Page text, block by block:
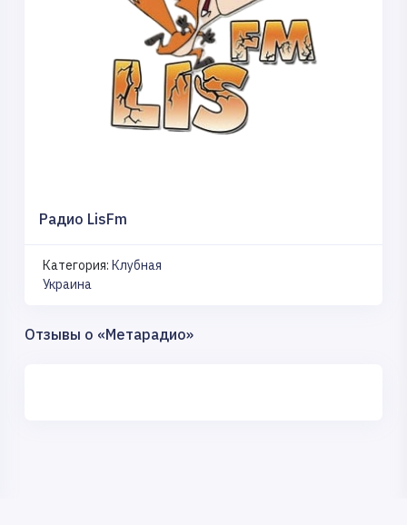
Радио LisFm
Категория: Клубная
Украина
Отзывы о «Метарадио»